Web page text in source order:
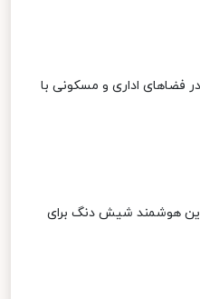
فضاهای اداری و مسکونی با
هوشمند شیش دنگ برای